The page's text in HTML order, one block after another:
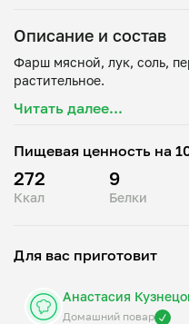
Описание и состав
Фарш мясной, лук, соль,
Читать далее...
Пищевая ценность на
272
Ккал
9
Белки
Для вас приготовит
Анастасия
Домашний повар